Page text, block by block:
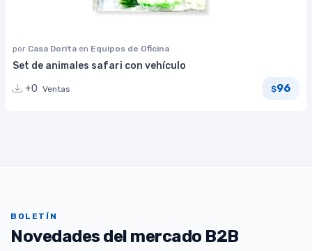
por Casa Dorita en Equipos de Oficina
Set de animales safari con vehículo
+0 Ventas $96
BOLETÍN
Novedades del mercado B2B